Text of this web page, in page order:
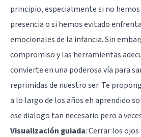
principio, especialmente si no hemos
presencia o si hemos evitado
emocionales de la infancia. Sin
compromiso y las herramientas
convierte en una poderosa vía para
reprimidas de nuestro ser. Te
a lo largo de los años eh aprendido
ese dialogo tan necesario pero a
Visualización guiada: Cerrar los